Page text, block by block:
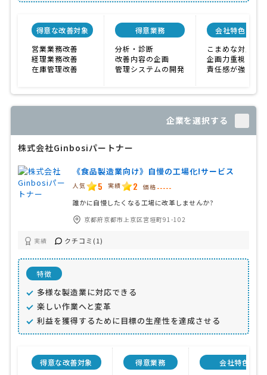
得意な改善対象
営業業務改善
経理業務改善
在庫管理改善
得意業務
分析・診断
改善内容の企画
管理システムの開発
会社特色
こまめな対応
企画力重視
責任感が強い
企業を選択する
株式会社Ginbosiパートナー
《食品製造業向け》自慢の工場化!サービス
人気 5 実績 2 価格 -----
誰かに自慢したくなる工場に改革しませんか?
京都府京都市上京区宮垣町91-102
実績 クチコミ(1)
特徴
多様な製造業に対応できる
楽しい作業へと変革
利益を獲得するために目標の生産性を達成させる
得意な改善対象
得意業務
会社特色